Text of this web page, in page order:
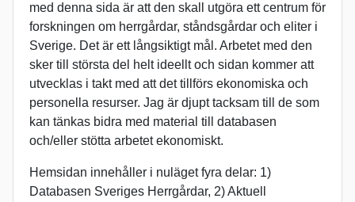
med denna sida är att den skall utgöra ett centrum för
forskningen om herrgårdar, ståndsgårdar och eliter i
Sverige. Det är ett långsiktigt mål. Arbetet med den
sker till största del helt ideellt och sidan kommer att
utvecklas i takt med att det tillförs ekonomiska och
personella resurser. Jag är djupt tacksam till de som
kan tänkas bidra med material till databasen
och/eller stötta arbetet ekonomiskt.
Hemsidan innehåller i nuläget fyra delar: 1)
Databasen Sveriges Herrgårdar, 2) Aktuell